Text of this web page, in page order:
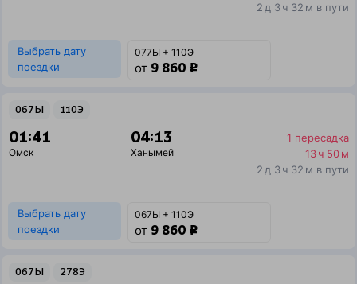
2 д 3 ч 32 м в пути
Выбрать дату
поездки
077Ы + 110Э
от 9 860 ₽
067Ы 110Э
01:41
Омск
04:13
Ханымей
1 пересадка
13 ч 50 м
2 д 3 ч 32 м в пути
Выбрать дату
поездки
067Ы + 110Э
от 9 860 ₽
067Ы 278Э